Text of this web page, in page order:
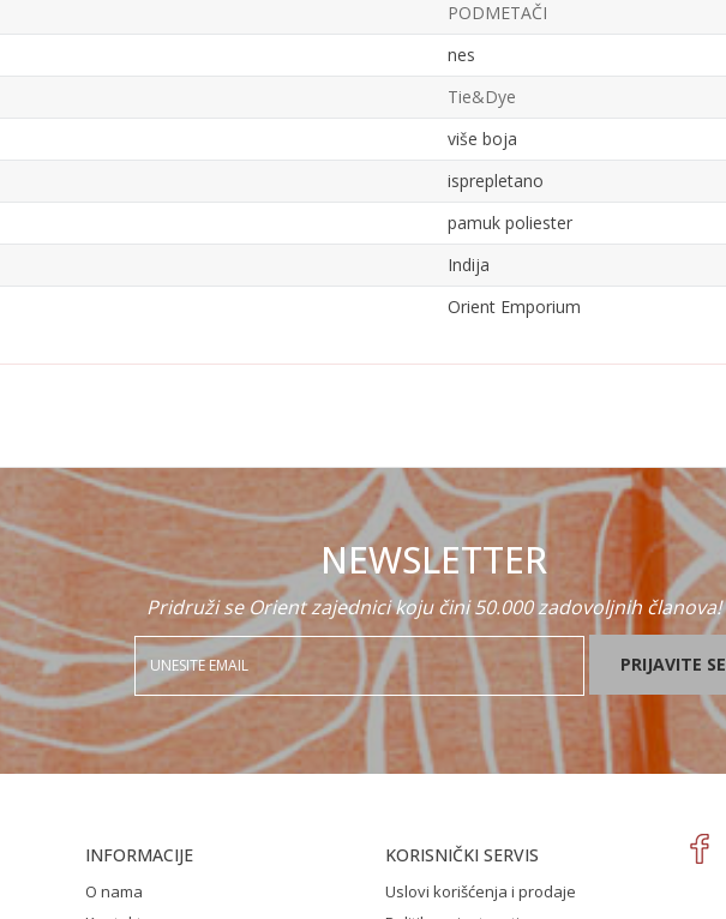
PODMETAČI
nes
Tie&Dye
više boja
isprepletano
pamuk poliester
Indija
Orient Emporium
NEWSLETTER
Pridruži se Orient zajednici koju čini 50.000 zadovoljnih članova!
PRIJAVITE SE
INFORMACIJE
O nama
KORISNIČKI SERVIS
Uslovi korišćenja i prodaje